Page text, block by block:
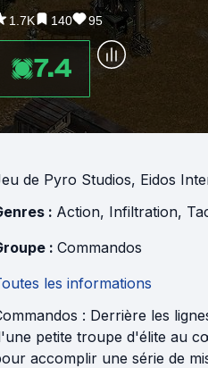
1.7K 140 95
7.4
de Pyro Studios, Eidos
: Action, Infiltration,
: Commandos
les informations
: Derrière les
petite troupe d'élite au
accomplir une série de